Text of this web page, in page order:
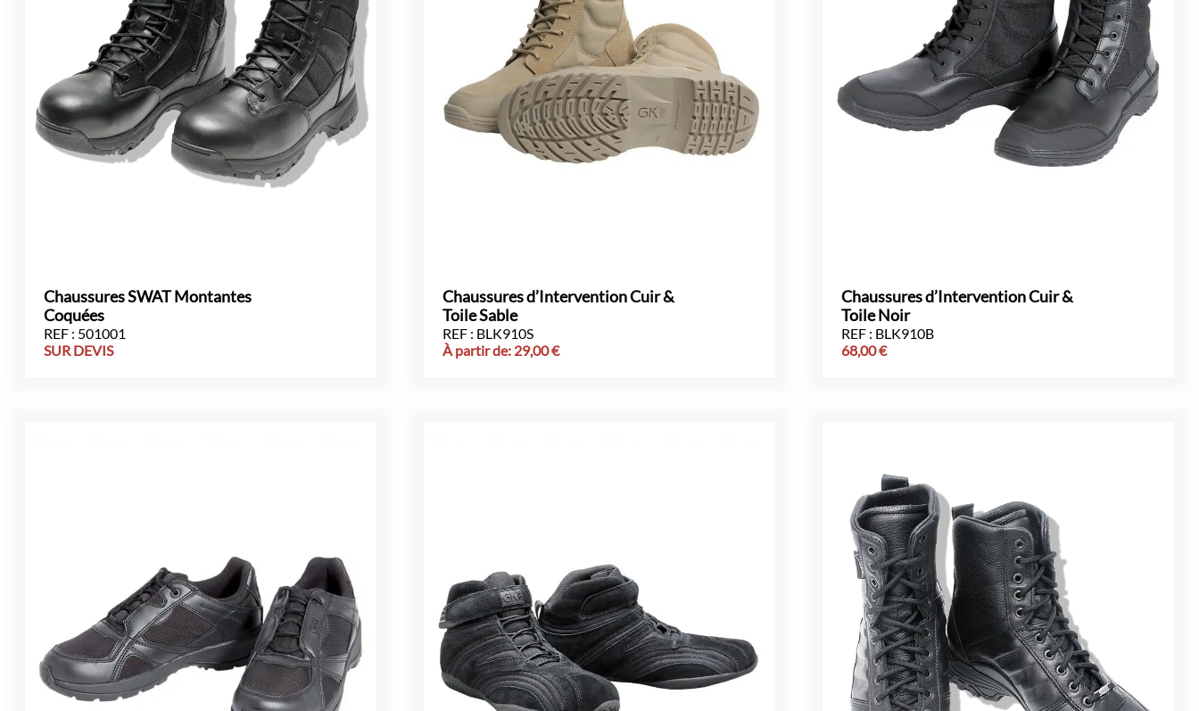
Chaussures SWAT Montantes
Coquées
REF : 501001
SUR DEVIS
Chaussures d’Intervention Cuir &
Toile Sable
REF : BLK910S
À partir de: 29,00€
Chaussures d’Intervention Cuir &
Toile Noir
REF : BLK910B
68,00€